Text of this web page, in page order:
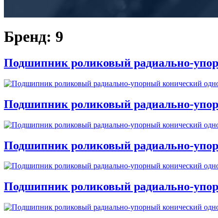
Бренд: 9
Подшипник роликовый радиально-
Подшипник роликовый радиально-
Подшипник роликовый радиально-
Подшипник роликовый радиально-